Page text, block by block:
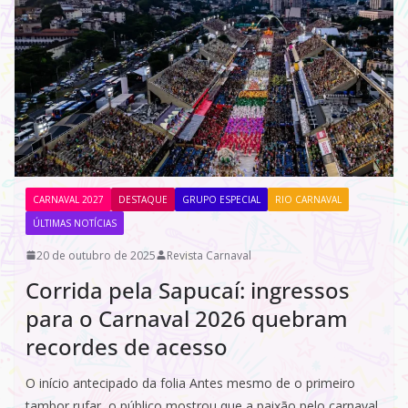
CARNAVAL 2027 DESTAQUE GRUPO ESPECIAL
RIO CARNAVAL
ÚLTIMAS NOTÍCIAS
20 de outubro de 2025 Revista Carnaval
Corrida pela Sapucaí: ingressos
para o Carnaval 2026 quebram
recordes de acesso
O início antecipado da folia Antes mesmo de o primeiro